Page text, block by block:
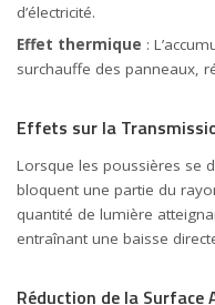
d’électricité.
Effet thermique :
surchauffe des panneaux,
Effets sur la
Lorsque les poussières se
bloquent une partie du
quantité de lumière
entraînant une baisse
Réduction de la Surface